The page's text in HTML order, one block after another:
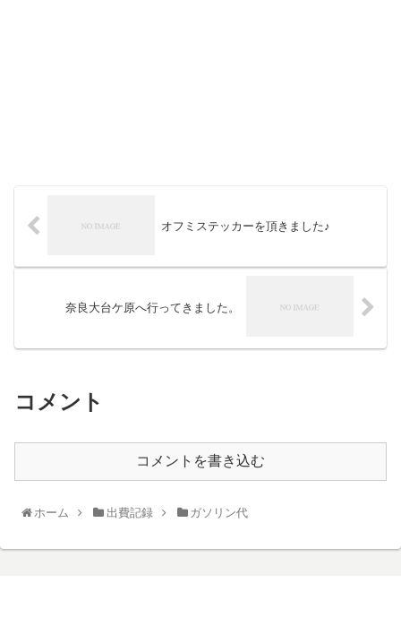
オフミステッカーを頂きました♪
奈良大台ケ原へ行ってきました。
コメント
コメントを書き込む
ホーム 出費記録 ガソリン代